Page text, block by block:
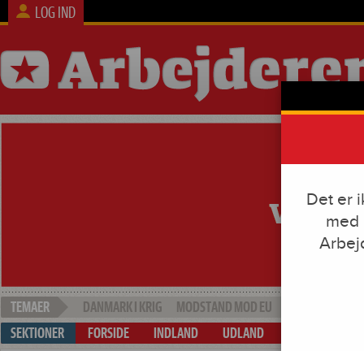
LOG IND
DANMARK I KRIG MODSTAND MOD EU
FORSIDE
INDLAND UDLAND
Det er